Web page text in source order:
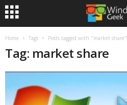
Home Tags Posts tagged with "market share"
Tag: market share